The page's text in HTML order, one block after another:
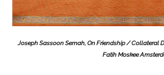
Joseph Sassoon Semah, On Friendship / Collateral
Fatih Moskee